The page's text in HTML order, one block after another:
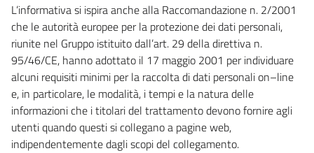
L’informativa si ispira anche alla Raccomandazione n. 2/2001
che le autorità europee per la protezione dei dati personali,
riunite nel Gruppo istituito dall’art. 29 della direttiva n.
95/46/CE, hanno adottato il 17 maggio 2001 per individuare
alcuni requisiti minimi per la raccolta di dati personali on–line
e, in particolare, le modalità, i tempi e la natura delle
informazioni che i titolari del trattamento devono fornire agli
utenti quando questi si collegano a pagine web,
indipendentemente dagli scopi del collegamento.